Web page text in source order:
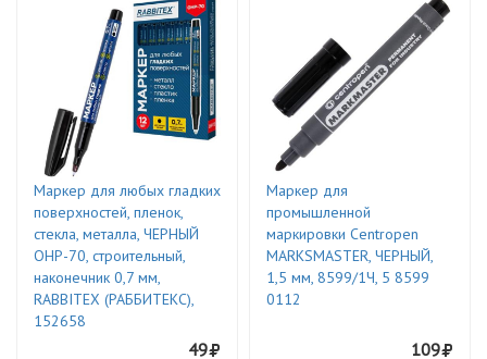
Маркер для любых гладких
поверхностей, пленок,
стекла, металла, ЧЕРНЫЙ
OHP-70, строительный,
наконечник 0,7 мм,
RABBITEX (РАББИТЕКС),
152658
49
Маркер для
промышленной
маркировки Centropen
MARKSMASTER, ЧЕРНЫЙ,
1,5 мм, 8599/1Ч, 5 8599
0112
109